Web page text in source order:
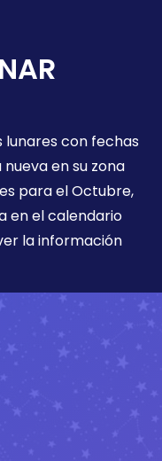
lunares con fechas
en su zona
para el Octubre,
en el calendario
la información